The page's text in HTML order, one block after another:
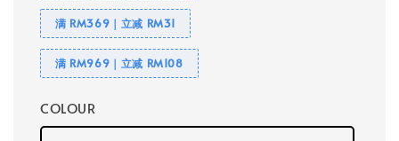
满 RM369｜立减 RM31
满 RM969｜立减 RM108
COLOUR